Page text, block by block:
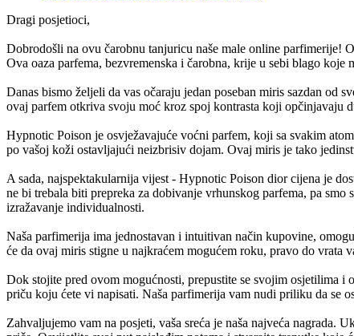
Dragi posjetioci,
Dobrodošli na ovu čarobnu tanjuricu naše male online parfimerije!
Ova oaza parfema, bezvremenska i čarobna, krije u sebi blago koje
Danas bismo željeli da vas očaraju jedan poseban miris sazdan od
ovaj parfem otkriva svoju moć kroz spoj kontrasta koji opčinjavaju
Hypnotic Poison je osvježavajuće voćni parfem, koji sa svakim
po vašoj koži ostavljajući neizbrisiv dojam. Ovaj miris je tako
A sada, najspektakularnija vijest - Hypnotic Poison dior cijena je
ne bi trebala biti prepreka za dobivanje vrhunskog parfema, pa
izražavanje individualnosti.
Naša parfimerija ima jednostavan i intuitivan način kupovine,
će da ovaj miris stigne u najkraćem mogućem roku, pravo do vrata
Dok stojite pred ovom mogućnosti, prepustite se svojim osjetilima i
priču koju ćete vi napisati. Naša parfimerija vam nudi priliku da se
Zahvaljujemo vam na posjeti, vaša sreća je naša najveća nagrada.